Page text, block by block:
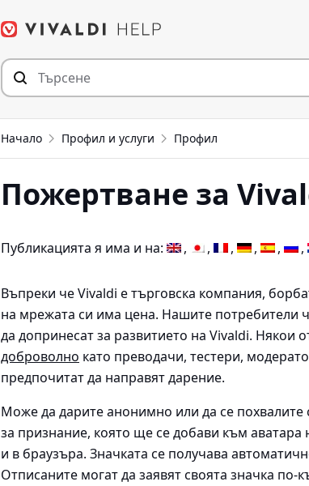
Начало Профил и услуги Профил
Пожертване за
Публикацията я има и на:
Въпреки че Vivaldi е търговска компания,
на мрежата си има цена. Нашите потребители
да допринесат за развитието на Vivaldi. Някои
доброволно като преводачи, тестери,
предпочитат да направят дарение.
Може да дарите анонимно или да се похвалите
за признание, която ще се добави към
и в браузъра. Значката се получава
Отписаните могат да заявят своята значка по-